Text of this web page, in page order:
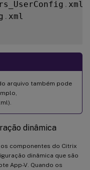
. xml
. xml
arquivo também pode
dinâmica
componentes do Citrix
dinâmica que são
App-V. Quando os